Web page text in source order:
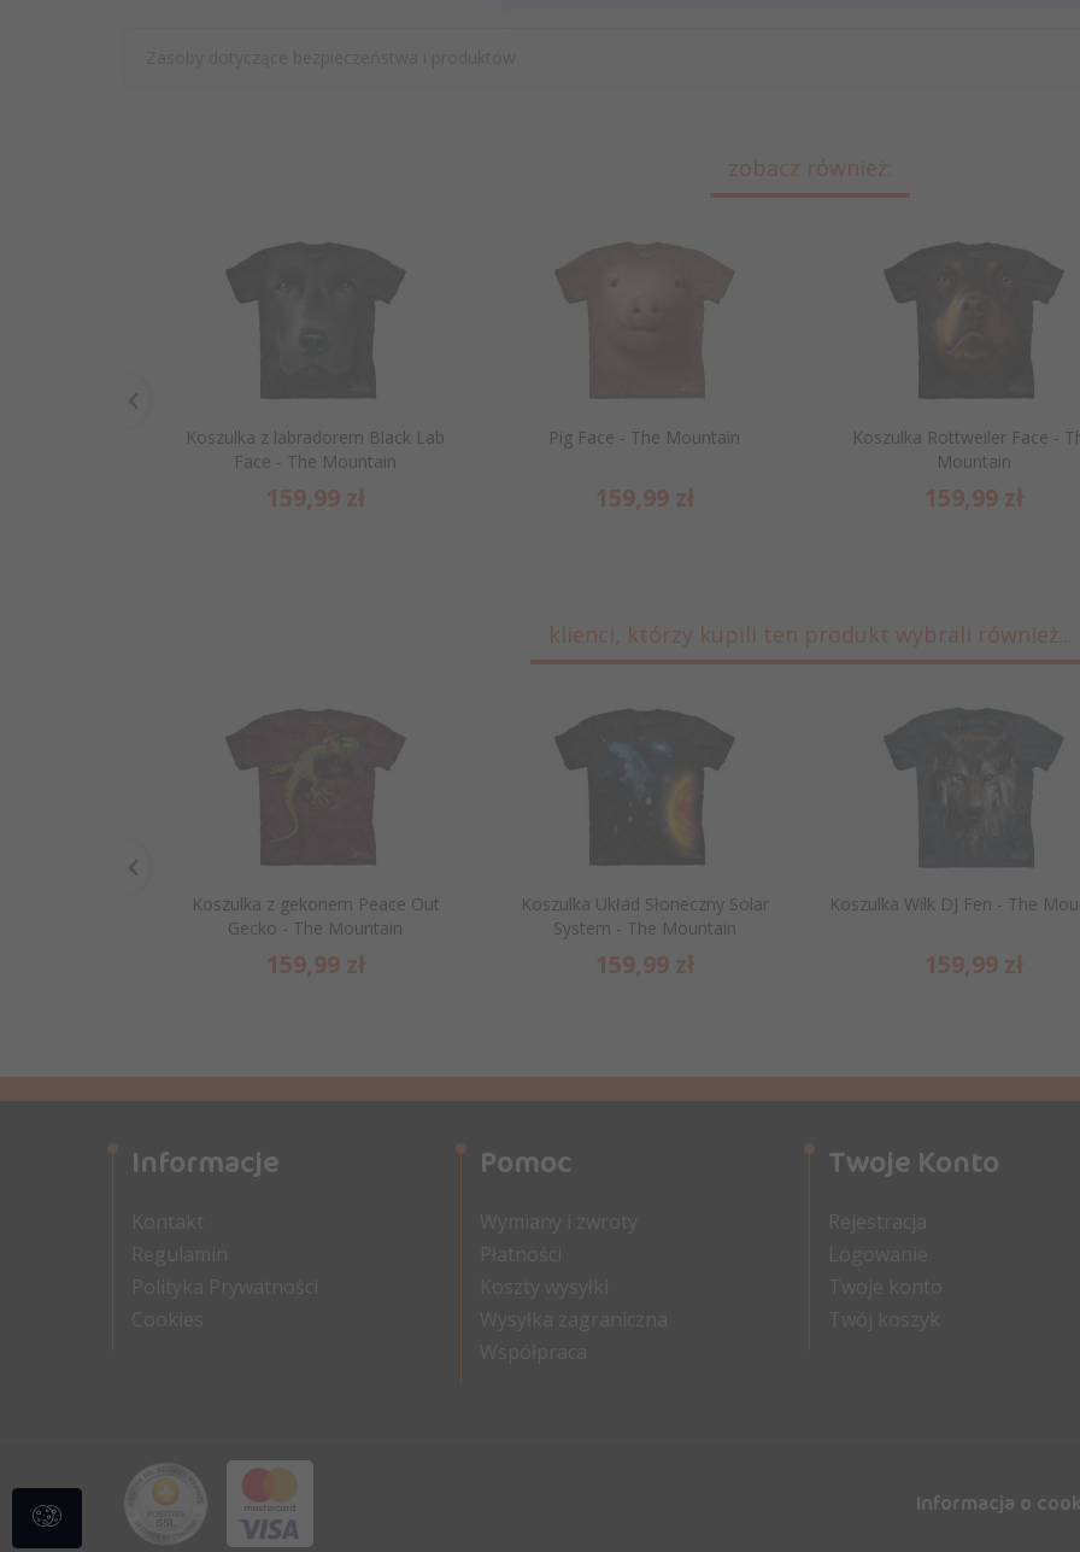
zobacz również:
Koszulka z labradorem Black Lab
Face - The Mountain
159,99 zł
Pig Face - The Mountain
159,99 zł
Koszulka Rottweiler Face -
Mountain
159,99 zł
klienci, którzy kupili ten produkt wybrali również...
Koszulka z gekonem Peace Out
Gecko - The Mountain
159,99 zł
Koszulka Układ Słoneczny Solar
System - The Mountain
159,99 zł
Koszulka Wilk DJ Fen - The
159,99 zł
Informacje Pomoc Twoje Konto
Informacja o